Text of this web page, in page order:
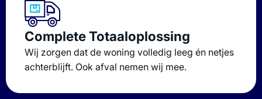
Complete Totaaloplossing
Wij zorgen dat de woning volledig leeg én netjes
achterblijft. Ook afval nemen wij mee.